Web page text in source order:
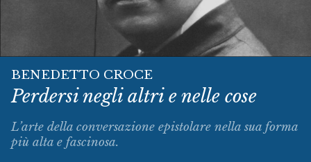
BENEDETTO CROCE
Perdersi negli altri e nelle cose
L’arte della conversazione epistolare nella sua forma
più alta e fascinosa.